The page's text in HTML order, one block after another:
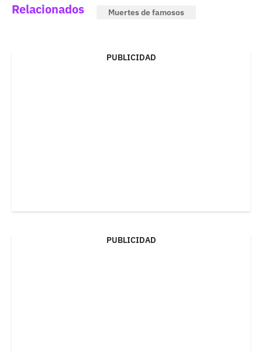
Relacionados Muertes de famosos
PUBLICIDAD
PUBLICIDAD